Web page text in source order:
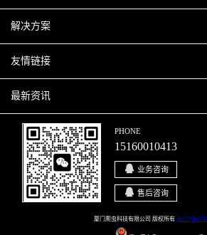
关于爬虫
H5互动营销
微信小程序
移动APP
解决方案
商城解决方案
商城会员积分商城解决方案
网站解决方案
智慧校园解决方案
智慧停车解决方案
友情链接
厦门小程序开发
厦门APP开发
厦门微商城开发
博客园
最新资讯
行业资讯
爬虫动态
PHONE
15160010413
业务咨询
售后咨询
厦门爬虫科技有限公司 版权所有 闽ICP备